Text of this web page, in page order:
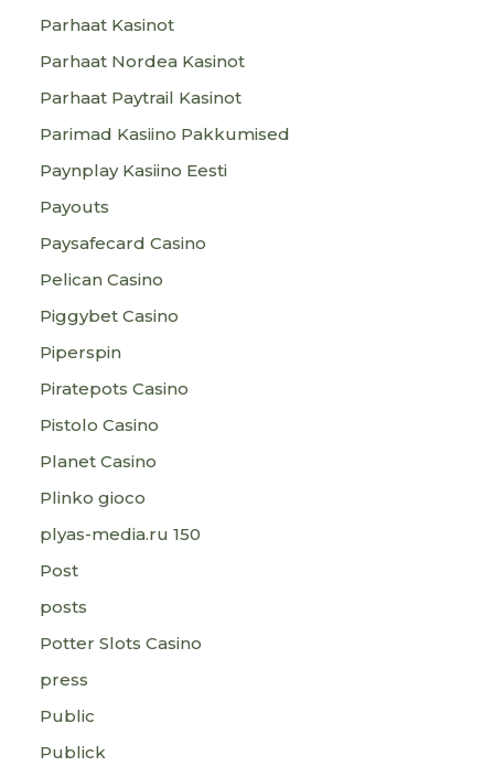
Parhaat Kasinot
Parhaat Nordea Kasinot
Parhaat Paytrail Kasinot
Parimad Kasiino Pakkumised
Paynplay Kasiino Eesti
Payouts
Paysafecard Casino
Pelican Casino
Piggybet Casino
Piperspin
Piratepots Casino
Pistolo Casino
Planet Casino
Plinko gioco
plyas-media.ru 150
Post
posts
Potter Slots Casino
press
Public
Publick